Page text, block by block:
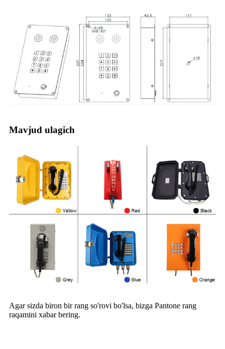
Mavjud ulagich
Agar sizda biron bir rang so'rovi bo'lsa, bizga Pantone rang
raqamini xabar bering.